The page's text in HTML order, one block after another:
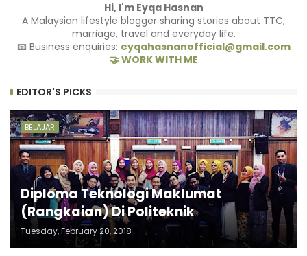
Hi, I'm Eyqa Hasnan
A Malaysian lifestyle blogger sharing stories about TTC,
marriage, travel and everyday life.
📧 Business enquiries: eyqahasnanofficial@gmail.com
🤝 WORK WITH ME
EDITOR'S PICKS
BELAJAR
Diploma Teknologi Maklumat
(Rangkaian) Di Politeknik
Tuesday, February 20, 2018